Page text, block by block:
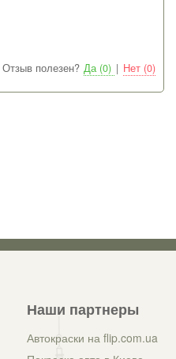
Отзыв полезен? Да (0) | Нет (0)
Наши партнеры
Автокраски на flip.com.ua